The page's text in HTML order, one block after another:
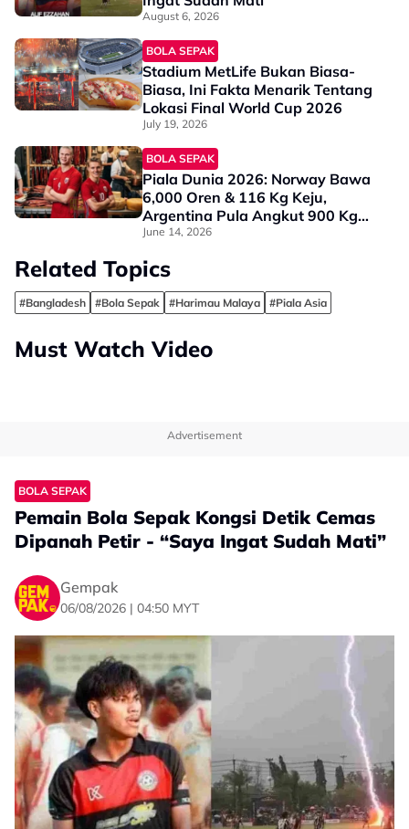
August 6, 2026
BOLA SEPAK
Stadium MetLife Bukan Biasa-
Biasa, Ini Fakta Menarik Tentang
Lokasi Final World Cup 2026
July 19, 2026
BOLA SEPAK
Piala Dunia 2026: Norway Bawa
6,000 Oren & 116 Kg Keju,
Argentina Pula Angkut 900 Kg
Daging Lembu
June 14, 2026
Related Topics
#Bangladesh #Bola Sepak #Harimau Malaya #Piala Asia
Must Watch Video
Advertisement
BOLA SEPAK
Pemain Bola Sepak Kongsi Detik Cemas
Dipanah Petir - “Saya Ingat Sudah Mati”
Gempak
06/08/2026 | 04:50 MYT